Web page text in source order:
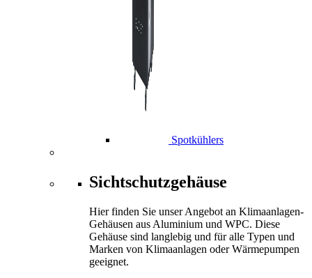
Spotkühlers
Sichtschutzgehäuse
Hier finden Sie unser Angebot an Klimaanlagen-
Gehäusen aus Aluminium und WPC. Diese
Gehäuse sind langlebig und für alle Typen und
Marken von Klimaanlagen oder Wärmepumpen
geeignet.